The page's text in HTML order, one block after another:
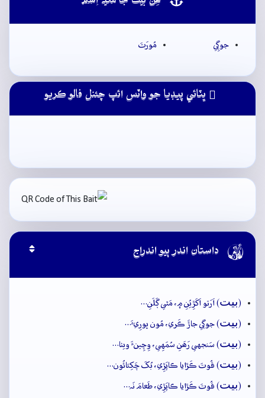
جوڳِي مُورَتَ
ڀٽائي پيڊيا جو واٽس ائپ چئنل فالو ڪريو
 داستان اندر ٻيو اندراج
(بيت) اَرَتو اَکَڙِيُنِ ۾، مَٿي ڳَلَنِ…
(بيت) جوڳي جاڙَ ڪَري، مُون ڀورِيءَ…
(بيت) سَنجهي رَھَنِ سُمَهِي، وِچِينءَ ويٺا…
(بيت) قُوتَ ڪَڙايا ڪاپَڙِي، بُکَ چَکِئائُون…
(بيت) قُوتَ ڪَڙايا ڪاپَڙِي، طَعامَ نَہ…